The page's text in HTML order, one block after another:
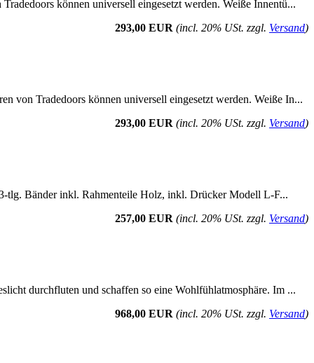
können universell eingesetzt werden. Weiße Innentü...
293,00 EUR (incl. 20% USt. zzgl. Versand)
von Tradedoors können universell eingesetzt werden. Weiße In...
293,00 EUR (incl. 20% USt. zzgl. Versand)
tlg. Bänder inkl. Rahmenteile Holz, inkl. Drücker Modell L-F...
257,00 EUR (incl. 20% USt. zzgl. Versand)
durchfluten und schaffen so eine Wohlfühlatmosphäre. Im ...
968,00 EUR (incl. 20% USt. zzgl. Versand)